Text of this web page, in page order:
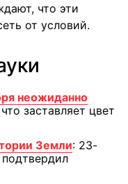
что эти
от условий.
неожиданно
заставляет цвет
Земли: 23-